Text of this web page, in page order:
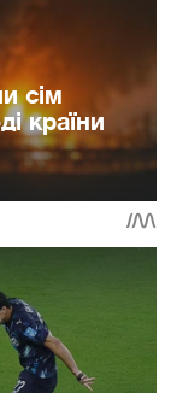
сім
країни